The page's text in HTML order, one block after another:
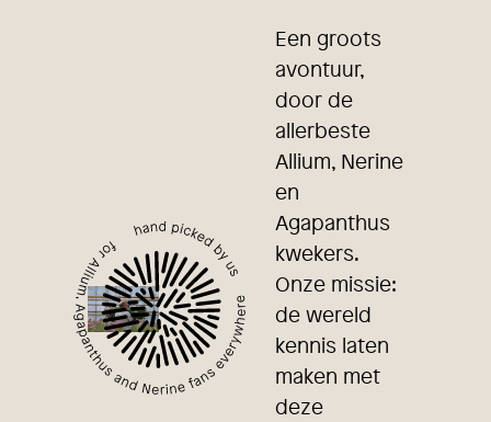
Een groots
avontuur,
door de
allerbeste
Allium, Nerine
en
Agapanthus
kwekers.
Onze missie:
de wereld
kennis laten
maken met
deze